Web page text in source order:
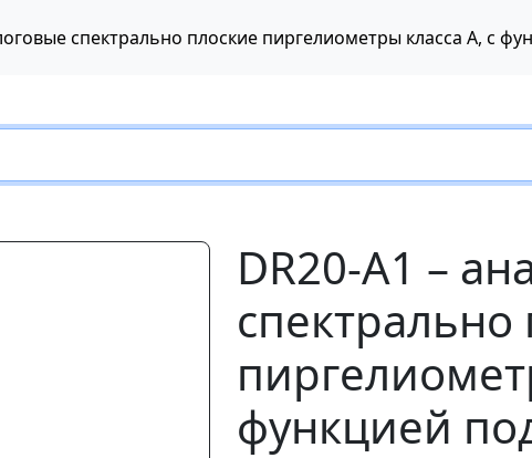
Следующий
DR20-A1 –
спектрально
функцией